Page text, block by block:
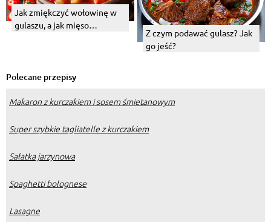
Jak zmiękczyć wołowinę w
gulaszu, a jak mięso
Z czym podawać gulasz? Jak
go jeść?
Polecane przepisy
Makaron z kurczakiem i sosem śmietanowym
Super szybkie tagliatelle z kurczakiem
Sałatka jarzynowa
Spaghetti bolognese
Lasagne